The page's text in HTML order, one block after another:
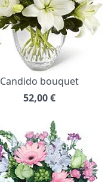
Candido bouquet
52,00€